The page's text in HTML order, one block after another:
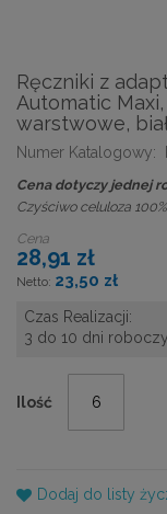
Ręczniki z
Automatic Maxi,
warstwowe,
Numer Katalogowy:
Cena dotyczy jednej
Czyściwo celuloza 100%
Cena
28,91 zł
23,50 zł
Czas Realizacji:
3 do 10 dni
Ilość
Dodaj do listy